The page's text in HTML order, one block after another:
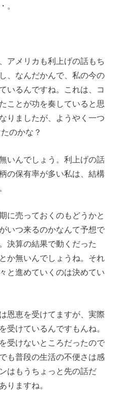
。
アメリカも利上げの話もち
、なんだかんで、私の今の
いるんですね。これは、コ
ことが功を奏していると思
りましたが、ようやく一つ
のかな？
いんでしょう。利上げの話
の保有率が多い私は、結構
に売っておくのもどうかと
いつ来るのかなんて予想で
決算の結果で動くだった
か無いんでしょうね。それ
と進めていくのは決めてい
恩恵を受けてますが、実際
受けているんですもんね。
受けないところだったので
も普段の生活の不便さは感
はもうちょっと先の話だ
りますね。